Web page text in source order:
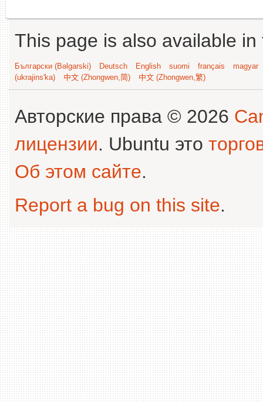
This page is also available
Български (Bəlgarski) Deutsch English suomi français
magyar
(ukrajins'ka)
中文 (Zhongwen,简) 中文 (Zhongwen,繁)
Авторские права © 2026
лицензии. Ubuntu это
Об этом сайте.
Report a bug on this site.